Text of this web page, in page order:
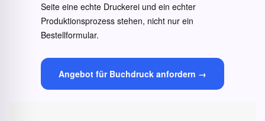
Seite eine echte Druckerei und ein echter
Produktionsprozess stehen, nicht nur ein
Bestellformular.
Angebot für Buchdruck anfordern →